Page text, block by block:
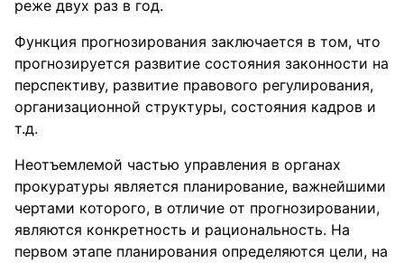
реже двух раз в год.
Функция прогнозирования заключается в том, что
прогнозируется развитие состояния законности на
перспективу, развитие правового регулирования,
организационной структуры, состояния кадров и
т.д.
Неотъемлемой частью управления в органах
прокуратуры является планирование, важнейшими
чертами которого, в отличие от прогнозировании,
являются конкретность и рациональность. На
первом этапе планирования определяются цели, на